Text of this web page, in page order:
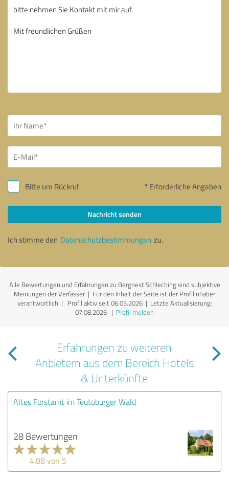
Bitte um Rückruf * Erforderliche Angaben
Nachricht senden
Ich stimme den Datenschutzbestimmungen zu.
Alle Bewertungen und Erfahrungen zu Bergnest Schleching sind subjektive
Meinungen der Verfasser | Für den Inhalt der Seite ist der Profilinhaber
verantwortlich | Profil aktiv seit 06.05.2026 | Letzte Aktualisierung:
07.08.2026 | Profil melden
Erfahrungen zu weiteren
Anbietern aus dem Bereich Hotels
& Unterkünfte
Altes Forstamt im Teutoburger Wald
28 Bewertungen
4.88 von 5